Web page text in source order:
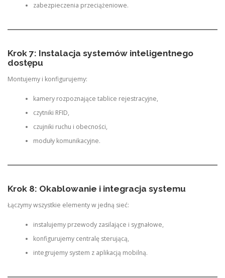
zabezpieczenia przeciążeniowe.
Krok 7: Instalacja systemów inteligentnego
dostępu
Montujemy i konfigurujemy:
kamery rozpoznające tablice rejestracyjne,
czytniki RFID,
czujniki ruchu i obecności,
moduły komunikacyjne.
Krok 8: Okablowanie i integracja systemu
Łączymy wszystkie elementy w jedną sieć:
instalujemy przewody zasilające i sygnałowe,
konfigurujemy centralę sterującą,
integrujemy system z aplikacją mobilną.